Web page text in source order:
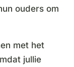
ouders om
met het
jullie